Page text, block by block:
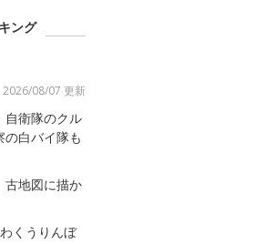
ング
2026/08/07 更新
自衛隊のクル
の白バイ隊も
地図に描か
くうりんぼ